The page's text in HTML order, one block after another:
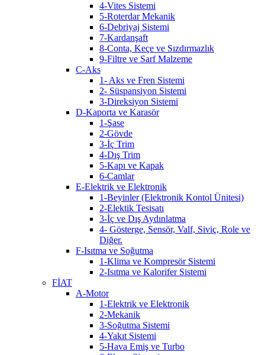
4-Vites Sistemi
5-Roterdar Mekanik
6-Debriyaj Sistemi
7-Kardanşaft
8-Conta, Keçe ve Sızdırmazlık
9-Filtre ve Sarf Malzeme
C-Aks
1- Aks ve Fren Sistemi
2- Süspansiyon Sistemi
3-Direksiyon Sistemi
D-Kaporta ve Karasör
1-Şase
2-Gövde
3-İç Trim
4-Dış Trim
5-Kapı ve Kapak
6-Camlar
E-Elektrik ve Elektronik
1-Beyinler (Elektronik Kontol Ünitesi)
2-Elektik Tesisatı
3-İç ve Dış Aydınlatma
4- Gösterge, Sensör, Valf, Siviç, Role ve
Diğer.
F-Isıtma ve Soğutma
1-Klima ve Kompresör Sistemi
2-Isıtma ve Kalorifer Sistemi
FİAT
A-Motor
1-Elektrik ve Elektronik
2-Mekanik
3-Soğutma Sistemi
4-Yakıt Sistemi
5-Hava Emiş ve Turbo